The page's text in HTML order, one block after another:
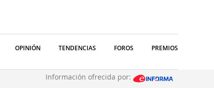
OPINIÓN TENDENCIAS FOROS PREMIOS
Información ofrecida por: